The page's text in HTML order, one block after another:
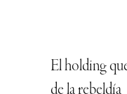
El holding
de la rebeldía